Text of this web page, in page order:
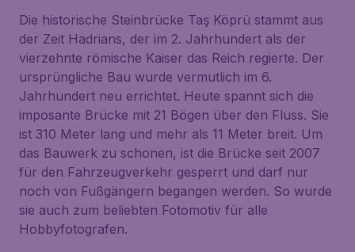
Die historische Steinbrücke Taş Köprü stammt aus
der Zeit Hadrians, der im 2. Jahrhundert als der
vierzehnte römische Kaiser das Reich regierte. Der
ursprüngliche Bau wurde vermutlich im 6.
Jahrhundert neu errichtet. Heute spannt sich die
imposante Brücke mit 21 Bögen über den Fluss. Sie
ist 310 Meter lang und mehr als 11 Meter breit. Um
das Bauwerk zu schonen, ist die Brücke seit 2007
für den Fahrzeugverkehr gesperrt und darf nur
noch von Fußgängern begangen werden. So wurde
sie auch zum beliebten Fotomotiv für alle
Hobbyfotografen.